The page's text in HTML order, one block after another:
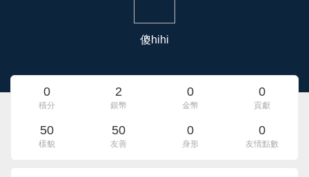
傻hihi
0
積分
2
銀幣
0
金幣
0
貢獻
50
樣貌
50
友善
0
身形
0
友情點數